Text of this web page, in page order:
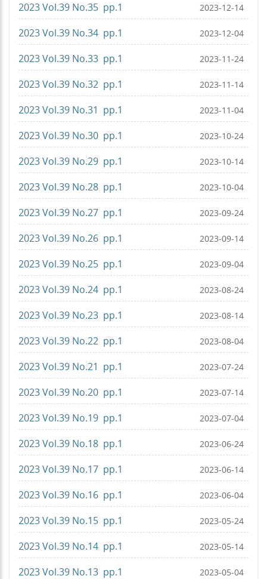
2023 Vol.39 No.35 pp.1 2023-12-14
2023 Vol.39 No.34 pp.1 2023-12-04
2023 Vol.39 No.33 pp.1 2023-11-24
2023 Vol.39 No.32 pp.1 2023-11-14
2023 Vol.39 No.31 pp.1 2023-11-04
2023 Vol.39 No.30 pp.1 2023-10-24
2023 Vol.39 No.29 pp.1 2023-10-14
2023 Vol.39 No.28 pp.1 2023-10-04
2023 Vol.39 No.27 pp.1 2023-09-24
2023 Vol.39 No.26 pp.1 2023-09-14
2023 Vol.39 No.25 pp.1 2023-09-04
2023 Vol.39 No.24 pp.1 2023-08-24
2023 Vol.39 No.23 pp.1 2023-08-14
2023 Vol.39 No.22 pp.1 2023-08-04
2023 Vol.39 No.21 pp.1 2023-07-24
2023 Vol.39 No.20 pp.1 2023-07-14
2023 Vol.39 No.19 pp.1 2023-07-04
2023 Vol.39 No.18 pp.1 2023-06-24
2023 Vol.39 No.17 pp.1 2023-06-14
2023 Vol.39 No.16 pp.1 2023-06-04
2023 Vol.39 No.15 pp.1 2023-05-24
2023 Vol.39 No.14 pp.1 2023-05-14
2023 Vol.39 No.13 pp.1 2023-05-04